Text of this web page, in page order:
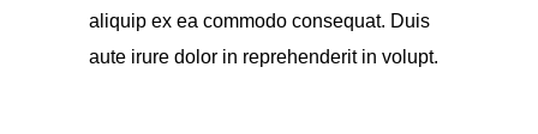
aliquip ex ea commodo consequat. Duis
aute irure dolor in reprehenderit in volupt.